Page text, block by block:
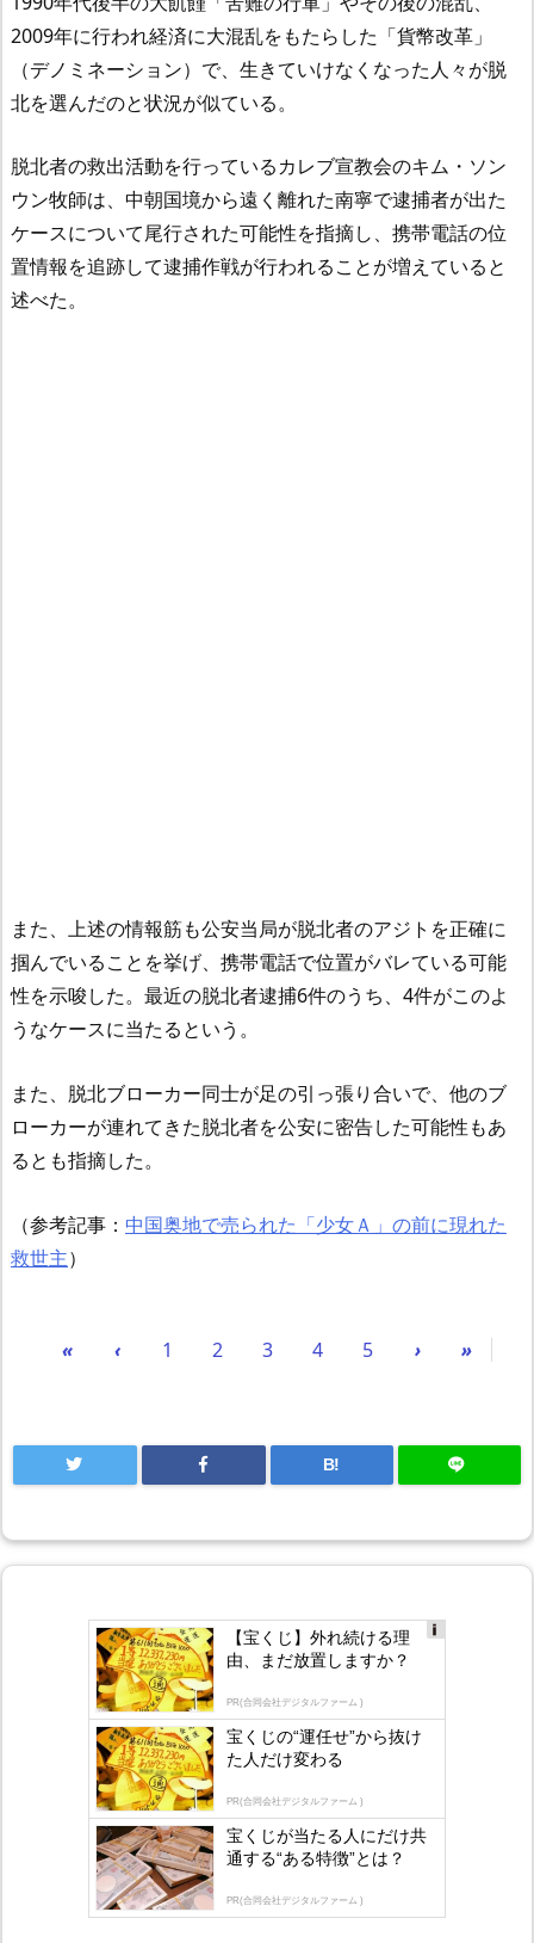
2009年に行われ経済に大混乱をもたらした「貨幣改革」
（デノミネーション）で、生きていけなくなった人々が脱
北を選んだのと状況が似ている。
脱北者の救出活動を行っているカレブ宣教会のキム・ソン
ウン牧師は、中朝国境から遠く離れた南寧で逮捕者が出た
ケースについて尾行された可能性を指摘し、携帯電話の位
置情報を追跡して逮捕作戦が行われることが増えていると
述べた。
また、上述の情報筋も公安当局が脱北者のアジトを正確に
掴んでいることを挙げ、携帯電話で位置がバレている可能
性を示唆した。最近の脱北者逮捕6件のうち、4件がこのよ
うなケースに当たるという。
また、脱北ブローカー同士が足の引っ張り合いで、他のブ
ローカーが連れてきた脱北者を公安に密告した可能性もあ
るとも指摘した。
（参考記事： 中国奥地で売られた「少女Ａ」の前に現れた
救世主）
« ‹ 1 2 3 4 5 › »
B!
gly
【宝くじ】外れ続ける理
由、まだ放置しますか？
PR(合同会社デジタルファーム )
宝くじの“運任せ”から抜け
た人だけ変わる
PR(合同会社デジタルファーム )
宝くじが当たる人にだけ共
通する“ある特徴”とは？
PR(合同会社デジタルファーム )